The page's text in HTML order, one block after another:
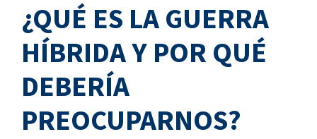
¿QUÉ ES LA GUERRA
HÍBRIDA Y POR QUÉ
DEBERÍA
PREOCUPARNOS?